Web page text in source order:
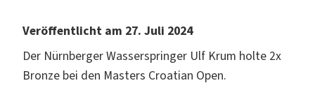
Veröffentlicht am 27. Juli 2024
Der Nürnberger Wasserspringer Ulf Krum holte 2x
Bronze bei den Masters Croatian Open.